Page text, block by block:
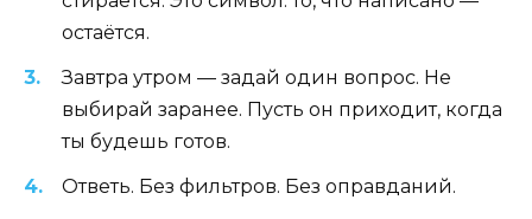
остаётся.
Завтра утром — задай один вопрос. Не
выбирай заранее. Пусть он приходит, когда
ты будешь готов.
Ответь. Без фильтров. Без оправданий.